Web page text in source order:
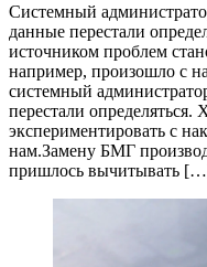
Системный
данные перестали
источником проблем
например, произошло с
системный
перестали определяться.
экспериментировать с
нам.Замену БМГ
пришлось вычитывать